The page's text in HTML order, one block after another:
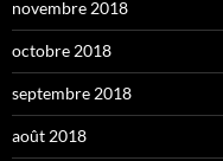
novembre 2018
octobre 2018
septembre 2018
août 2018